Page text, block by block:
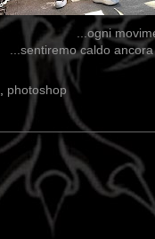
...ogni
...sentiremo caldo
, photoshop